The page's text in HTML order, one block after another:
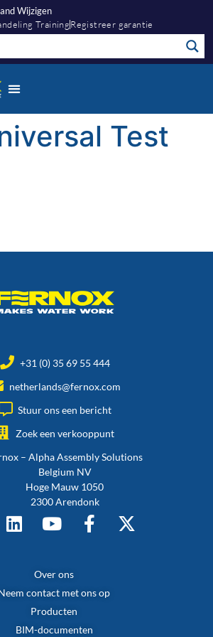
Wijzigen
TrainingRegistreer garantie
Test
+31 (0) 35 69 55 444
netherlands@fernox.com
Stuur ons een bericht
Zoek een verkooppunt
– Alpha Assembly Solutions
Belgium NV
Hoge Mauw 1050
2300 Arendonk
Over ons
contact met ons op
Producten
BIM-documenten